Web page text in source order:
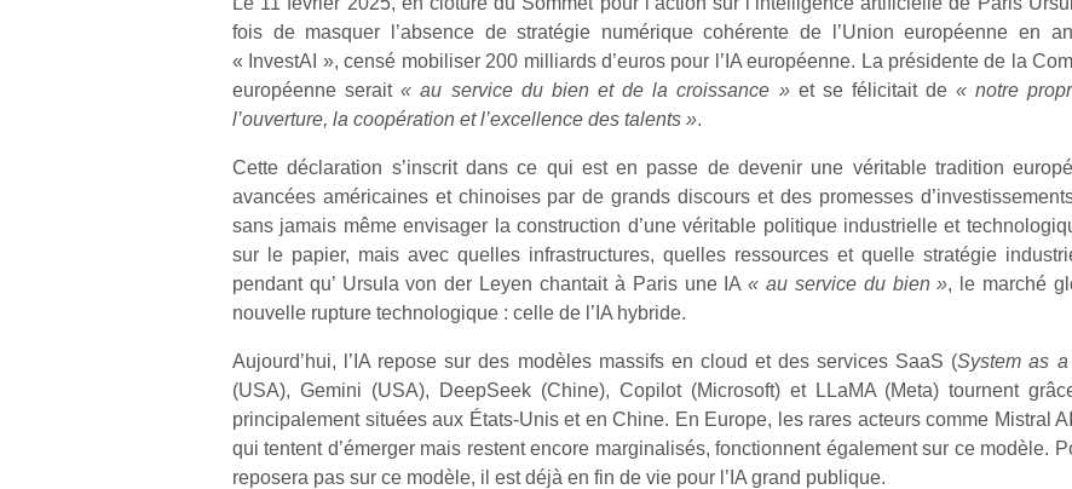
fois de masquer l’absence de stratégie numérique cohérente de l’Union européenne en
« InvestAI », censé mobiliser 200 milliards d’euros pour l’IA européenne. La présidente de la
européenne serait« au service du bien et de la croissance »et se félicitait de« notre
l’ouverture, la coopération et l’excellence des talents ».
Cette déclaration s’inscrit dans ce qui est en passe de devenir une véritable tradition
avancées américaines et chinoises par de grands discours et des promesses
sans jamais même envisager la construction d’une véritable politique industrielle et
sur le papier, mais avec quelles infrastructures, quelles ressources et quelle stratégie
pendant qu’ Ursula von der Leyen chantait à Paris une IA« au service du bien », le marché
nouvelle rupture technologique : celle de l’IA hybride.
Aujourd’hui, l’IA repose sur des modèles massifs en cloud et des services SaaS (System as
(USA), Gemini (USA), DeepSeek (Chine), Copilot (Microsoft) et LLaMA (Meta) tournent
principalement situées aux États-Unis et en Chine. En Europe, les rares acteurs comme Mistral
qui tentent d’émerger mais restent encore marginalisés, fonctionnent également sur ce modèle.
reposera pas sur ce modèle, il est déjà en fin de vie pour l’IA grand publique.